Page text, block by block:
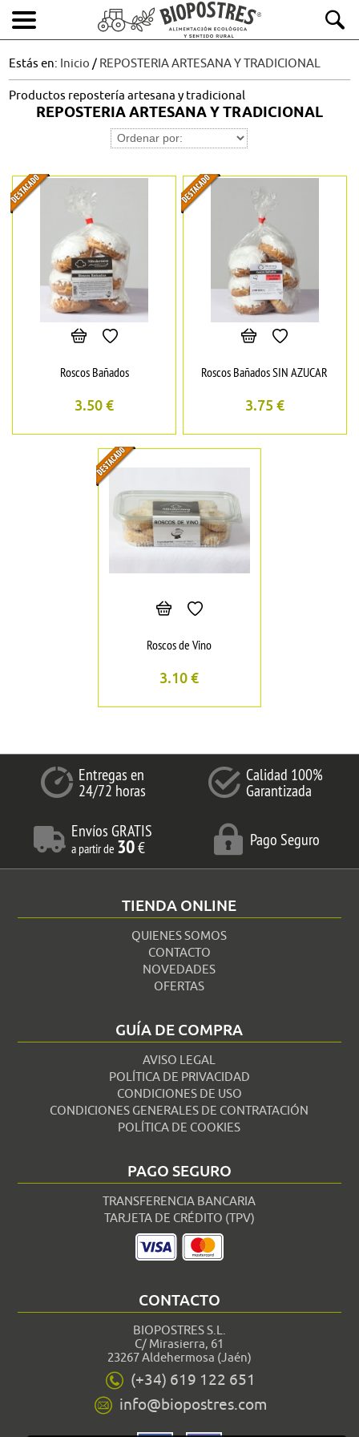
Estás en: Inicio / REPOSTERIA ARTESANA Y TRADICIONAL
Productos repostería artesana y tradicional
REPOSTERIA ARTESANA Y TRADICIONAL
Roscos Bañados
3.50€
Roscos Bañados SIN AZUCAR
3.75 €
Roscos de Vino
3.10€
Entregas en
24/72 horas
Calidad 100%
Garantizada
Envíos GRATIS
a partir de 30€ Pago Seguro
TIENDA ONLINE
QUIENES SOMOS
CONTACTO
NOVEDADES
OFERTAS
GUÍA DE COMPRA
AVISO LEGAL
POLÍTICA DE PRIVACIDAD
CONDICIONES DE USO
CONDICIONES GENERALES DE CONTRATACIÓN
POLÍTICA DE COOKIES
PAGO SEGURO
TRANSFERENCIA BANCARIA
TARJETA DE CRÉDITO (TPV)
CONTACTO
BIOPOSTRES S.L.
C/ Mirasierra, 61
23267 Aldehermosa (Jaén)
(+34) 619 122 651
info@biopostres.com